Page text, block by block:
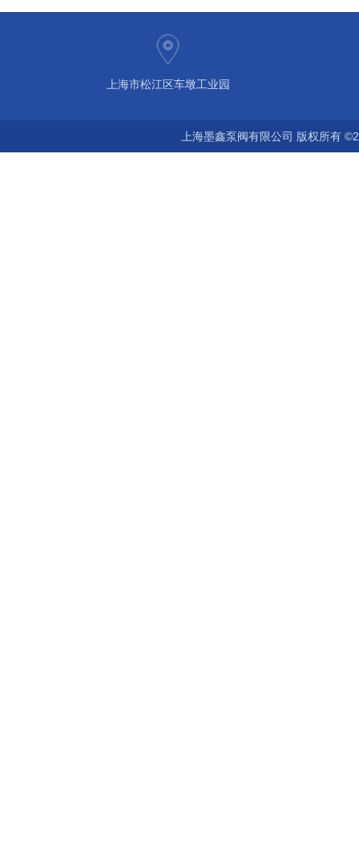
上海市松江区车墩工业园
上海墨鑫泵阀有限公司 版权所有